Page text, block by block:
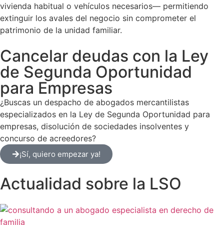
vivienda habitual o vehículos necesarios— permitiendo
extinguir los avales del negocio sin comprometer el
patrimonio de la unidad familiar.
Cancelar deudas con la Ley
de Segunda Oportunidad
para Empresas
¿Buscas un despacho de abogados mercantilistas
especializados en la Ley de Segunda Oportunidad para
empresas, disolución de sociedades insolventes y
concurso de acreedores?
¡Sí, quiero empezar ya!
Actualidad sobre la LSO